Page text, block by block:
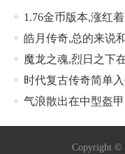
1.76金币版本,涨红
皓月传奇,总的来说
魔龙之魂,烈日之下
时代复古传奇简单
气浪散出在中型盔
Copyright ©